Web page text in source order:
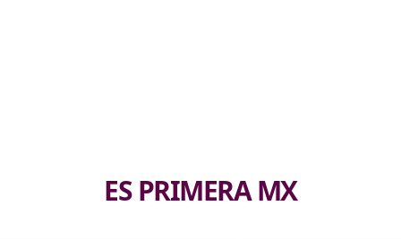
ES PRIMERA MX